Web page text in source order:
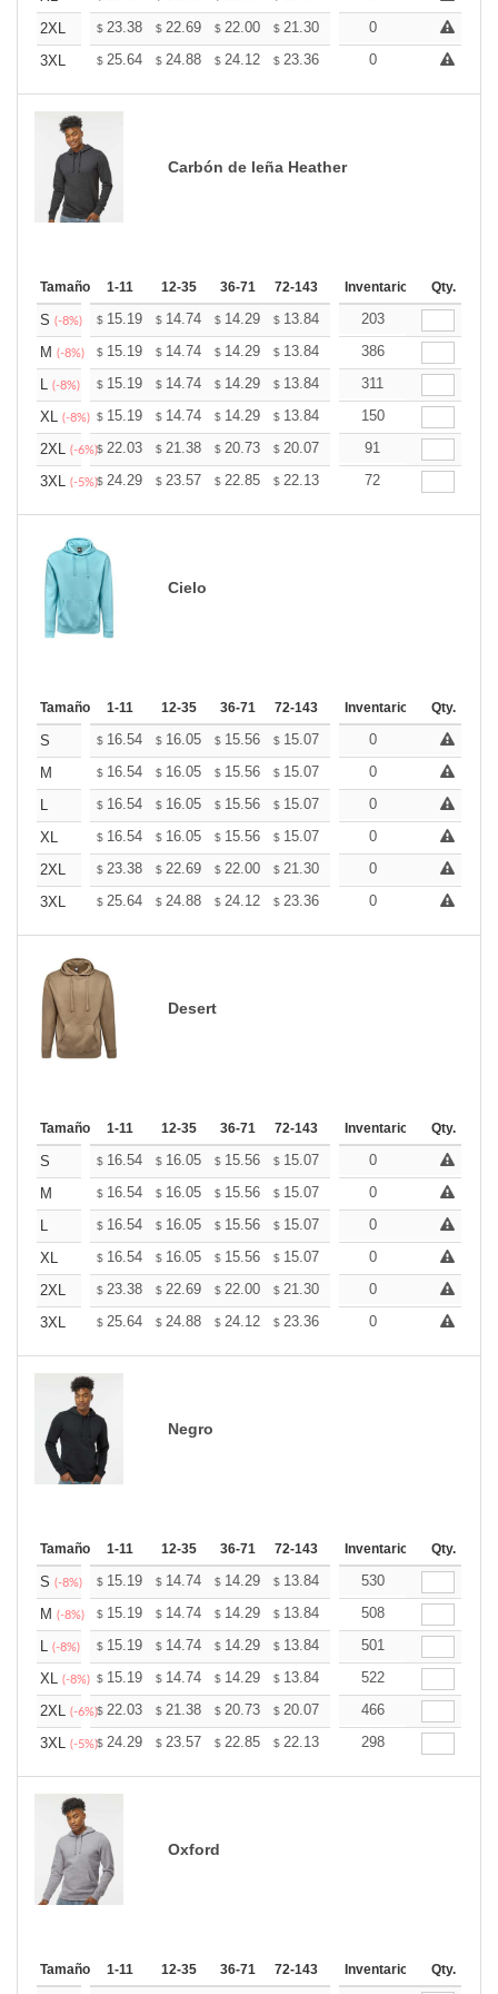
2XL
$ 23.38 $ 22.69 $ 22.00 $ 21.30 20.61
0
3XL
$ 25.64 $ 24.88 $ 24.12 $ 23.36 22.60
0
Carbón de leña Heather
Tamaño 1-11 12-35 36-71 72-143 144-287 288 +
Inventario Qty.
S (-8%) $ 15.19 $ 14.74 $ 14.29 $ 13.84 13.39
203
M (-8%) $ 15.19 $ 14.74 $ 14.29 $ 13.84 13.39
386
L (-8%) $ 15.19 $ 14.74 $ 14.29 $ 13.84 13.39
311
XL (-8%) $ 15.19 $ 14.74 $ 14.29 $ 13.84 13.39
150
2XL (-6%)$ 22.03 $ 21.38 $ 20.73 $ 20.07 19.42
91
3XL (-5%)$ 24.29 $ 23.57 $ 22.85 $ 22.13 21.41
72
Cielo
Tamaño 1-11 12-35 36-71 72-143 144-287 288 +
Inventario Qty.
S $ 16.54 $ 16.05 $ 15.56 $ 15.07 14.58
0
M
$ 16.54 $ 16.05 $ 15.56 $ 15.07 14.58
0
L
$ 16.54 $ 16.05 $ 15.56 $ 15.07 14.58
0
XL
$ 16.54 $ 16.05 $ 15.56 $ 15.07 14.58
0
2XL
$ 23.38 $ 22.69 $ 22.00 $ 21.30 20.61
0
3XL
$ 25.64 $ 24.88 $ 24.12 $ 23.36 22.60
0
Desert
Tamaño 1-11 12-35 36-71 72-143 144-287 288 +
Inventario Qty.
S $ 16.54 $ 16.05 $ 15.56 $ 15.07 14.58
0
M
$ 16.54 $ 16.05 $ 15.56 $ 15.07 14.58
0
L
$ 16.54 $ 16.05 $ 15.56 $ 15.07 14.58
0
XL
$ 16.54 $ 16.05 $ 15.56 $ 15.07 14.58
0
2XL
$ 23.38 $ 22.69 $ 22.00 $ 21.30 20.61
0
3XL
$ 25.64 $ 24.88 $ 24.12 $ 23.36 22.60
0
Negro
Tamaño 1-11 12-35 36-71 72-143 144-287 288 +
Inventario Qty.
S (-8%) $ 15.19 $ 14.74 $ 14.29 $ 13.84 13.39
530
M (-8%) $ 15.19 $ 14.74 $ 14.29 $ 13.84 13.39
508
L (-8%) $ 15.19 $ 14.74 $ 14.29 $ 13.84 13.39
501
XL (-8%) $ 15.19 $ 14.74 $ 14.29 $ 13.84 13.39
522
2XL (-6%)$ 22.03 $ 21.38 $ 20.73 $ 20.07 19.42
466
3XL (-5%)$ 24.29 $ 23.57 $ 22.85 $ 22.13 21.41
298
Oxford
Tamaño 1-11 12-35 36-71 72-143 144-287 288 +
Inventario Qty.